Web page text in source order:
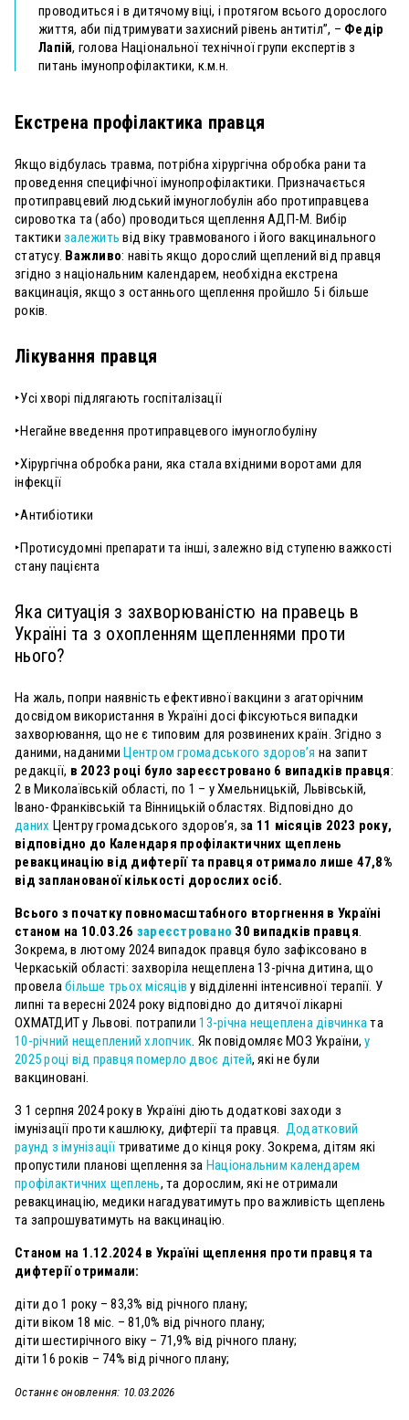
проводиться і в дитячому віці, і протягом всього дорослого
життя, аби підтримувати захисний рівень антитіл”, – Федір
Лапій, голова Національної технічної групи експертів з
питань імунопрофілактики, к.м.н.
Екстрена профілактика правця
Якщо відбулась травма, потрібна хірургічна обробка рани та
проведення специфічної імунопрофілактики. Призначається
протиправцевий людський імуноглобулін або протиправцева
сировотка та (або) проводиться щеплення АДП-М. Вибір
тактики залежитьвід віку травмованого і його вакцинального
статусу. Важливо: навіть якщо дорослий щеплений від правця
згідно з національним календарем, необхідна екстрена
вакцинація, якщо з останнього щеплення пройшло 5 і більше
років.
Лікування правця
‣Усі хворі підлягають госпіталізації
‣Негайне введення протиправцевого імуноглобуліну
‣Хірургічна обробка рани, яка стала вхідними воротами для
інфекції
‣Антибіотики
‣Протисудомні препарати та інші, залежно від ступеню важкості
стану пацієнта
Яка ситуація з захворюваністю на правець в
Україні та з охопленням щепленнями проти
нього?
На жаль, попри наявність ефективної вакцини з агаторічним
досвідом використання в Україні досі фіксуються випадки
захворювання, що не є типовим для розвинених країн. Згідно з
даними, наданимиЦентром громадського здоров’я на запит
редакції, в 2023 році було зареєстровано 6 випадків правця:
2 в Миколаївській області, по 1 – у Хмельницькій, Львівській,
Івано-Франківській та Вінницькій областях. Відповідно до
даних Центру громадського здоров’я, за 11 місяців 2023 року,
відповідно до Календаря профілактичних щеплень
ревакцинацію від дифтерії та правця отримало лише 47,8%
від запланованої кількості дорослих осіб.
Всього з початку повномасштабного вторгнення в Україні
станом на 10.03.26 зареєстровано 30 випадків правця.
Зокрема, в лютому 2024 випадок правця було зафіксовано в
Черкаській області: захворіла нещеплена 13-річна дитина, що
провелабільше трьох місяців у відділенні інтенсивної терапії. У
липні та вересні 2024 року відповідно до дитячої лікарні
ОХМАТДИТ у Львові. потрапили13-річна нещеплена дівчинката
10-річний нещеплений хлопчик. Як повідомляє МОЗ України,у
2025 році від правця померло двоє дітей, які не були
вакциновані.
З 1 серпня 2024 року в Україні діють додаткові заходи з
імунізації проти кашлюку, дифтерії та правця. Додатковий
раунд з імунізації триватиме до кінця року. Зокрема, дітям які
пропустили планові щеплення за Національним календарем
профілактичних щеплень, та дорослим, які не отримали
ревакцинацію, медики нагадуватимуть про важливість щеплень
та запрошуватимуть на вакцинацію.
Станом на 1.12.2024 в Україні щеплення проти правця та
дифтерії отримали:
діти до 1 року – 83,3% від річного плану;
діти віком 18 міс. – 81,0% від річного плану;
діти шестирічного віку – 71,9% від річного плану;
діти 16 років – 74% від річного плану;
Останнє оновлення: 10.03.2026